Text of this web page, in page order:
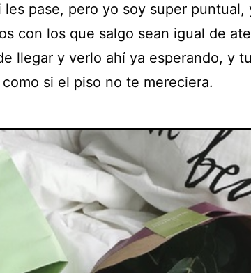
les pase, pero yo soy super puntual,
con los que salgo sean igual de
llegar y verlo ahí ya esperando, y
si el piso no te mereciera.